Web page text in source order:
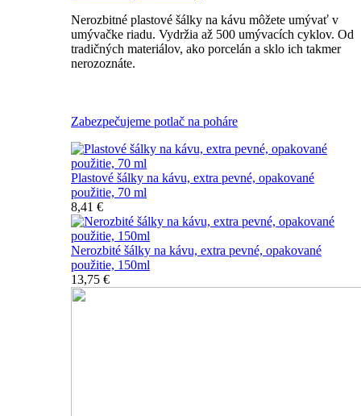
Nerozbitné plastové šálky na kávu môžete umývať v
umývačke riadu. Vydržia až 500 umývacích cyklov. Od
tradičných materiálov, ako porcelán a sklo ich takmer
nerozoznáte.
Zabezpečujeme potlač na poháre
Plastové šálky na kávu, extra pevné, opakované
použitie, 70 ml
8,41 €
Nerozbité šálky na kávu, extra pevné, opakované
použitie, 150ml
13,75 €